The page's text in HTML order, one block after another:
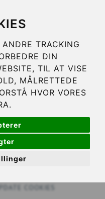
TRACKING
DIN
TIL AT VISE
MÅLRETTEDE
HVOR VORES
COOKIES